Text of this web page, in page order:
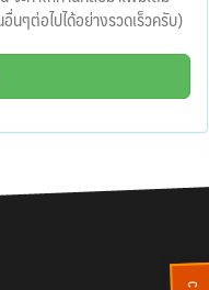
นๆต่อไปได้อย่างรวดเร็วครับ)